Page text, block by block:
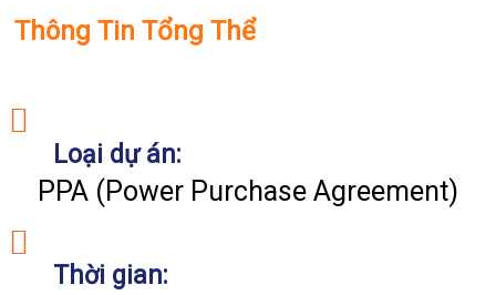
Thông Tin Tổng Thể
Loại dự án:
PPA (Power Purchase Agreement)
Thời gian: